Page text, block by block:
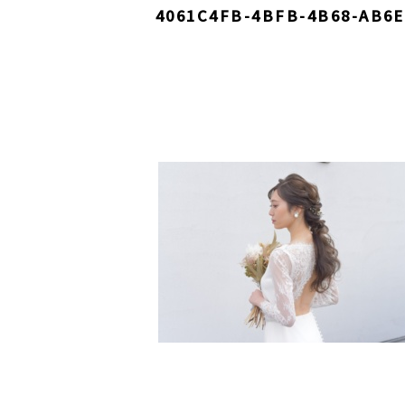
4061C4FB-4BFB-4B68-